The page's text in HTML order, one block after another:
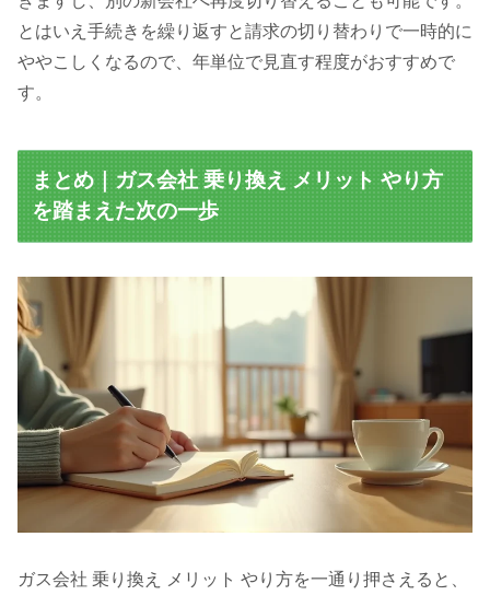
とはいえ手続きを繰り返すと請求の切り替わりで一時的に
ややこしくなるので、年単位で見直す程度がおすすめで
す。
まとめ｜ガス会社 乗り換え メリット やり方
を踏まえた次の一歩
ガス会社 乗り換え メリット やり方を一通り押さえると、